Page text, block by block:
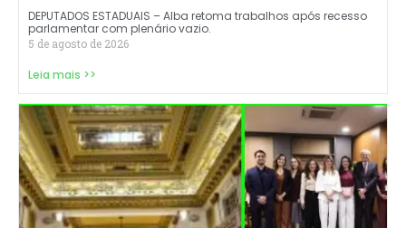
DEPUTADOS ESTADUAIS – Alba retoma trabalhos após recesso
parlamentar com plenário vazio.
5 de agosto de 2026
Leia mais >>